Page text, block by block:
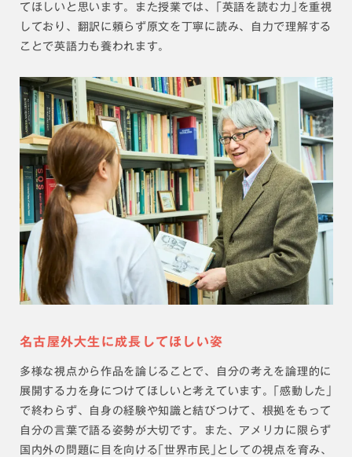
てほしいと思います。また授業では、｢英語を読む力｣を重視
しており、翻訳に頼らず原文を丁寧に読み、自力で理解する
ことで英語力も養われます。
名古屋外大生に成長してほしい姿
多様な視点から作品を論じることで、自分の考えを論理的に
展開する力を身につけてほしいと考えています。｢感動した｣
で終わらず、自身の経験や知識と結びつけて、根拠をもって
自分の言葉で語る姿勢が大切です。また、アメリカに限らず
国内外の問題に目を向ける｢世界市民｣としての視点を育み、